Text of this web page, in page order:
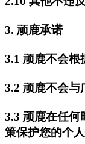
3. 顽鹿承诺
3.1 顽鹿不会根
3.2 顽鹿不会与
3.3 顽鹿在任何
策保护您的个